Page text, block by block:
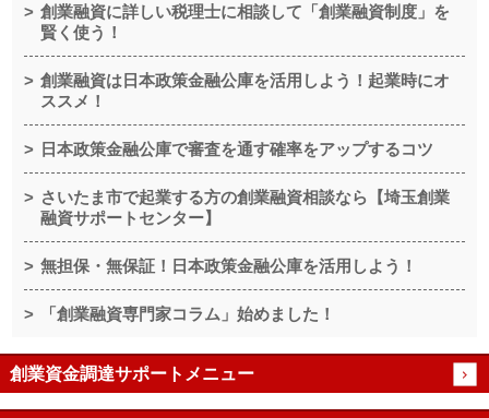
創業融資に詳しい税理士に相談して「創業融資制度」を
賢く使う！
創業融資は日本政策金融公庫を活用しよう！起業時にオ
ススメ！
日本政策金融公庫で審査を通す確率をアップするコツ
さいたま市で起業する方の創業融資相談なら【埼玉創業
融資サポートセンター】
無担保・無保証！日本政策金融公庫を活用しよう！
「創業融資専門家コラム」始めました！
創業資金調達サポートメニュー